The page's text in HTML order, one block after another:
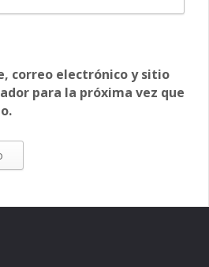
correo electrónico y sitio
para la próxima vez que